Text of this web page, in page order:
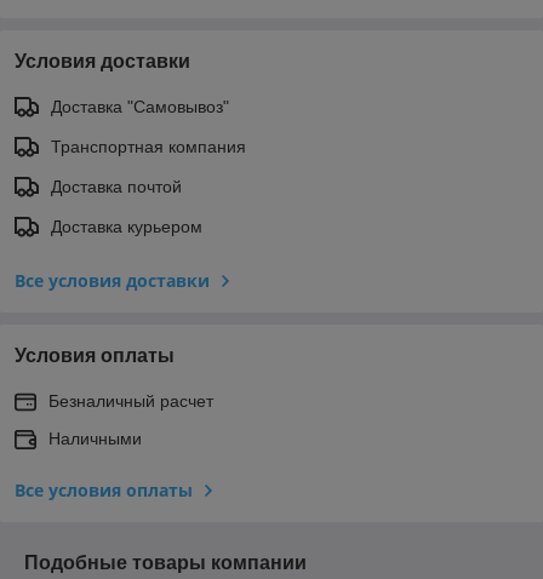
Условия доставки
Доставка "Самовывоз"
Транспортная компания
Доставка почтой
Доставка курьером
Все условия доставки
Условия оплаты
Безналичный расчет
Наличными
Все условия оплаты
Подобные товары компании